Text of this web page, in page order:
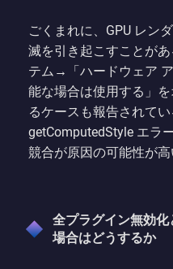
ごくまれに、GPU レン
滅を引き起こすことが
テム→「ハードウェア
能な場合は使用する」
るケースも報告されてい
getComputedStyle エラ
競合が原因の可能性が高
全プラグイン無効
場合はどうするか